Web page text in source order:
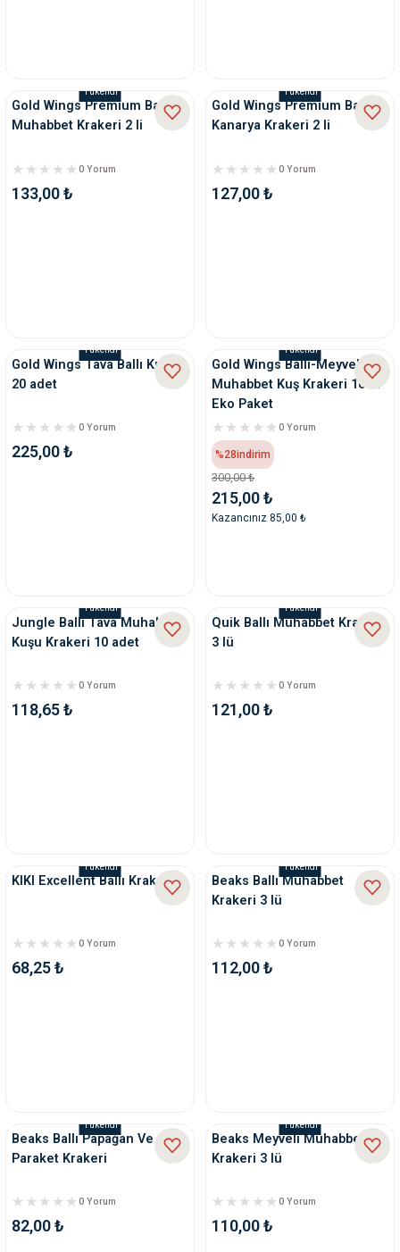
Tükendi
Gold Wings Premium Ballı
Muhabbet Krakeri 2 li
0 Yorum
133,00 ₺
Tükendi
Gold Wings Premium Ballı
Kanarya Krakeri 2 li
0 Yorum
127,00 ₺
Tükendi
Gold Wings Tava Ballı Kraker
20 adet
0 Yorum
225,00 ₺
Tükendi
Gold Wings Ballı-Meyveli
Muhabbet Kuş Krakeri 10 lu
Eko Paket
0 Yorum
%28indirim
300,00 ₺
215,00 ₺
Kazancınız 85,00 ₺
Tükendi
Jungle Ballı Tava Muhabbet
Kuşu Krakeri 10 adet
0 Yorum
118,65 ₺
Tükendi
Quik Ballı Muhabbet Krakeri
3 lü
0 Yorum
121,00 ₺
Tükendi
KIKI Excellent Ballı Kraker
0 Yorum
68,25 ₺
Tükendi
Beaks Ballı Muhabbet
Krakeri 3 lü
0 Yorum
112,00 ₺
Tükendi
Beaks Ballı Papağan Ve
Paraket Krakeri
0 Yorum
82,00 ₺
Tükendi
Beaks Meyveli Muhabbet
Krakeri 3 lü
0 Yorum
110,00 ₺